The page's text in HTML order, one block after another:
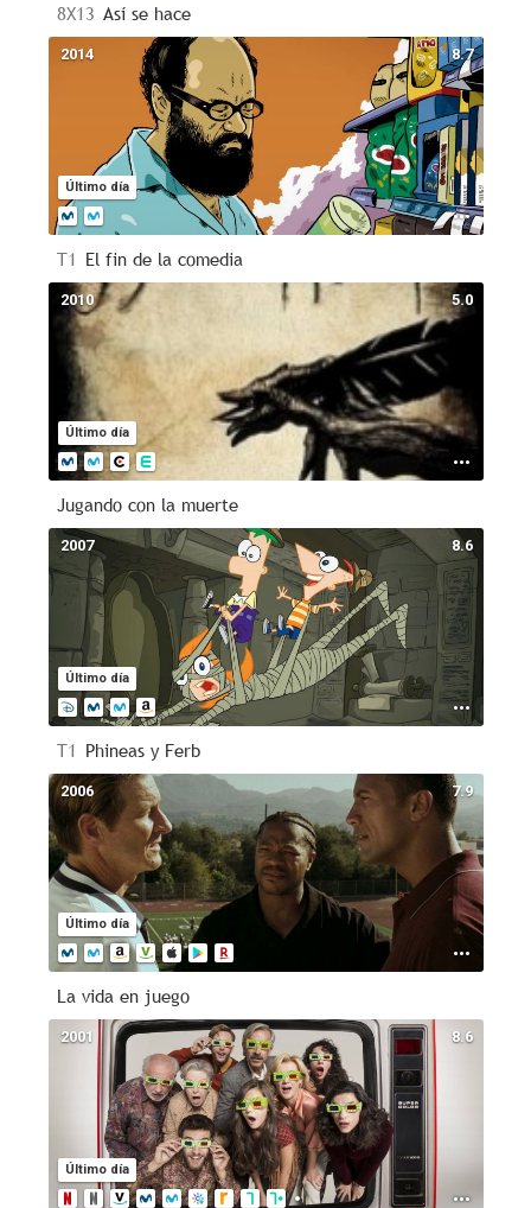
8X13 Así se hace
8.7
Último día
2014
T1 El fin de la comedia
5.0
Último día
2010
Jugando con la muerte
8.6
Último día
2007
T1 Phineas y Ferb
7.9
Último día
2006
La vida en juego
8.6
Último día
2001